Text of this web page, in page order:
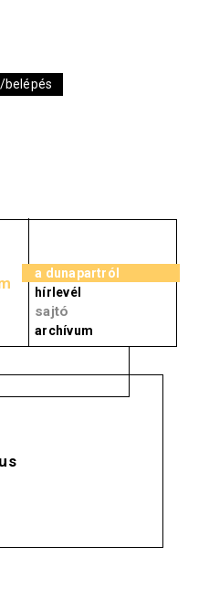
a dunapartról
hírlevél
sajtó
archívum